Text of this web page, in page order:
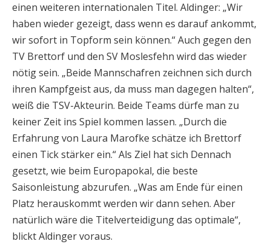
einen weiteren internationalen Titel. Aldinger: „Wir
haben wieder gezeigt, dass wenn es darauf ankommt,
wir sofort in Topform sein können.“ Auch gegen den
TV Brettorf und den SV Moslesfehn wird das wieder
nötig sein. „Beide Mannschafren zeichnen sich durch
ihren Kampfgeist aus, da muss man dagegen halten“,
weiß die TSV-Akteurin. Beide Teams dürfe man zu
keiner Zeit ins Spiel kommen lassen. „Durch die
Erfahrung von Laura Marofke schätze ich Brettorf
einen Tick stärker ein.“ Als Ziel hat sich Dennach
gesetzt, wie beim Europapokal, die beste
Saisonleistung abzurufen. „Was am Ende für einen
Platz herauskommt werden wir dann sehen. Aber
natürlich wäre die Titelverteidigung das optimale“,
blickt Aldinger voraus.